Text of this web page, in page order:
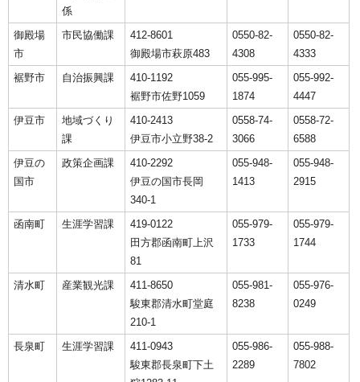
係
御殿場
市
市民協働課
412-8601
御殿場市萩原483
0550-82-
4308
0550-82-
4333
裾野市
自治振興課
410-1192
裾野市佐野1059
055-995-
1874
055-992-
4447
伊豆市
地域づくり
課
410-2413
伊豆市小立野38-2
0558-74-
3066
0558-72-
6588
伊豆の
国市
政策企画課
410-2292
伊豆の国市長岡
340-1
055-948-
1413
055-948-
2915
函南町 生涯学習課
419-0122
田方郡函南町上沢
81
055-979-
1733
055-979-
1744
清水町 産業観光課
411-8650
駿東郡清水町堂庭
210-1
055-981-
8238
055-976-
0249
長泉町 生涯学習課
411-0943
駿東郡長泉町下土
055-986-
2289
055-988-
7802